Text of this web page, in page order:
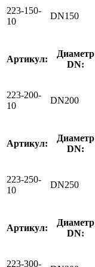
223-150-
10
DN150
Артикул:
Диаметр
DN:
223-200-
10
DN200
Артикул:
Диаметр
DN:
223-250-
10
DN250
Артикул:
Диаметр
DN:
223-300-